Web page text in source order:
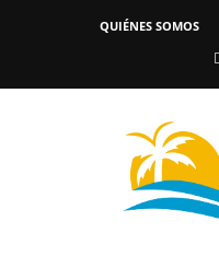
QUIÉNES SOMOS